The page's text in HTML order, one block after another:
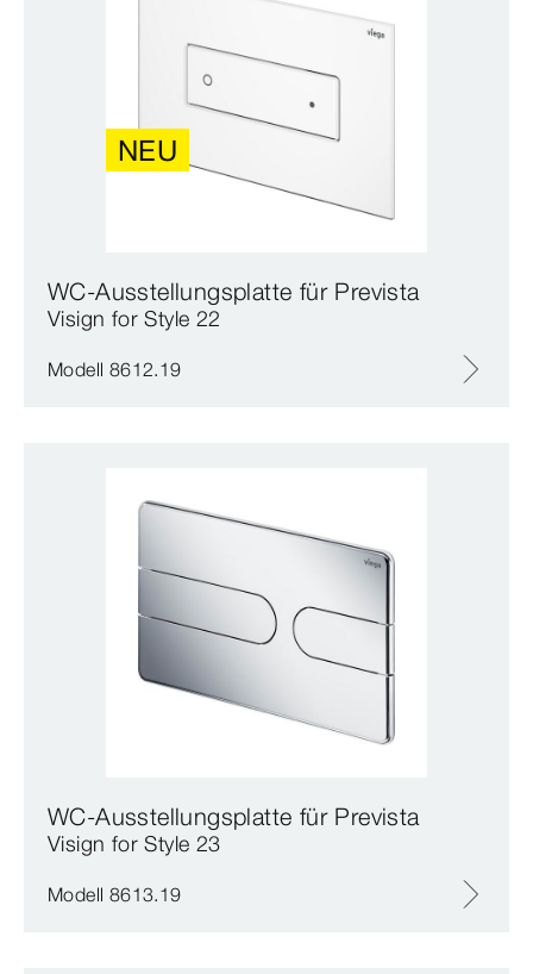
NEU
WC-Ausstellungsplatte für Prevista
Visign for Style 22
Modell 8612.19
WC-Ausstellungsplatte für Prevista
Visign for Style 23
Modell 8613.19